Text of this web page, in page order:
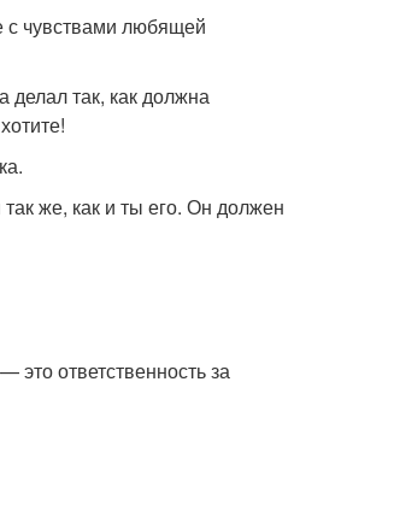
с чувствами любящей
делал так, как должна
же, как и ты его. Он должен
ответственность за